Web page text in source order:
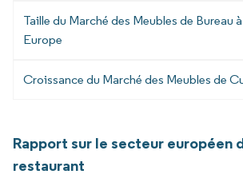
Taille du Marché des Meubles de Bureau
Europe
Croissance du Marché des Meubles de
Rapport sur le secteur européen
restaurant